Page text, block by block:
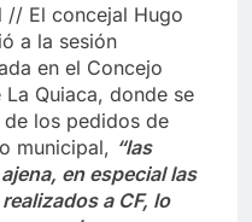
// El concejal Hugo
a la sesión
en el Concejo
Quiaca, donde se
los pedidos de
municipal, “las
en especial las
a CF, lo